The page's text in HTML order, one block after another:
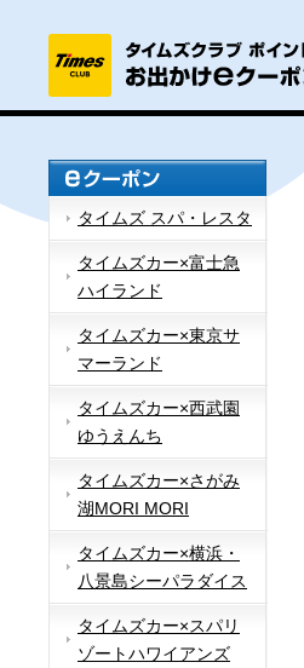
タイムズ スパ・レスタ
タイムズカー×富士急
ハイランド
タイムズカー×東京サ
マーランド
タイムズカー×西武園
ゆうえんち
タイムズカー×さがみ
湖MORI MORI
タイムズカー×横浜・
八景島シーパラダイス
タイムズカー×スパリ
ゾートハワイアンズ